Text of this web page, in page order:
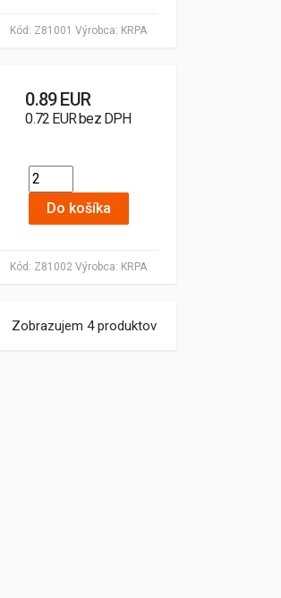
Kód: Z81001 Výrobca: KRPA
Kód: Z81002 Výrobca: KRPA
0.89 EUR
0.72 EUR bez DPH
Do košíka
Zobrazujem 4 produktov